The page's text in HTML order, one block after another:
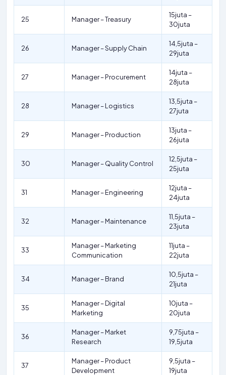
25 Manager – Treasury
15juta –
30juta
26 Manager – Supply Chain
14,5juta –
29juta
27 Manager – Procurement
14juta –
28juta
28 Manager – Logistics
13,5juta –
27juta
29 Manager – Production
13juta –
26juta
30 Manager – Quality Control
12,5juta –
25juta
31 Manager – Engineering
12juta –
24juta
32 Manager – Maintenance
11,5juta –
23juta
33
Manager – Marketing
Communication
11juta –
22juta
34 Manager – Brand
10,5juta –
21juta
35
Manager – Digital
Marketing
10juta –
20juta
36
Manager – Market
Research
9,75juta –
19,5juta
37
Manager – Product
Development
9,5juta –
19juta